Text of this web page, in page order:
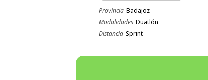
Provincia Badajoz
Modalidades Duatlón
Distancia Sprint